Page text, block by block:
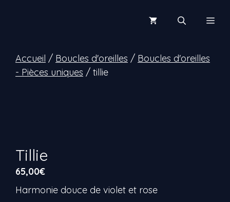
Accueil / Boucles d'oreilles / Boucles d'oreilles
- Pièces uniques / tillie
Tillie
65,00€
Harmonie douce de violet et rose